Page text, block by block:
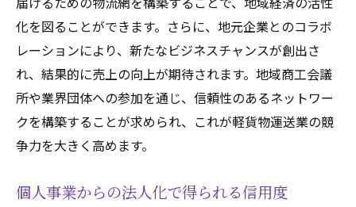
化を図ることができます。さらに、地元企業とのコラボ
レーションにより、新たなビジネスチャンスが創出さ
れ、結果的に売上の向上が期待されます。地域商工会議
所や業界団体への参加を通じ、信頼性のあるネットワー
クを構築することが求められ、これが軽貨物運送業の競
争力を大きく高めます。
個人事業からの法人化で得られる信用度